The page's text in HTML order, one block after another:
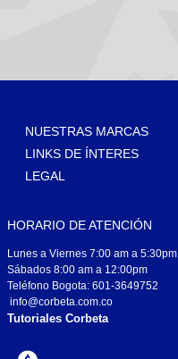
NUESTRAS MARCAS
LINKS DE ÍNTERES
LEGAL
HORARIO DE ATENCIÓN
Lunes a Viernes 7:00 am a 5:30pm
Sábados 8:00 am a 12:00pm
Teléfono Bogota: 601-3649752
info@corbeta.com.co
Tutoriales Corbeta